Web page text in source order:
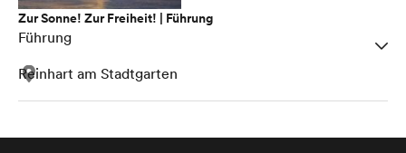
Zur Sonne! Zur Freiheit! | Führung
Führung
Reinhart am Stadtgarten